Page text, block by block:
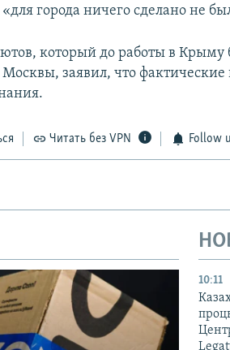
города ничего сделано не
который до работы в Крыму
заявил, что фактические
Читать без VPN Follow
10:11